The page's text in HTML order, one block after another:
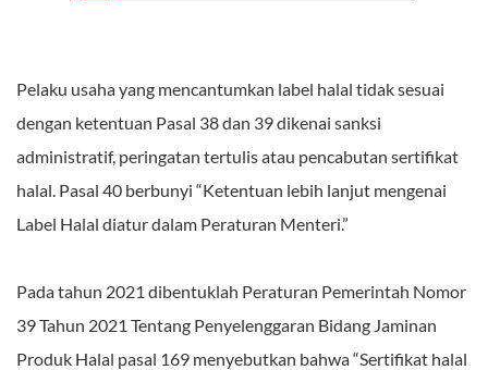
Pelaku usaha yang mencantumkan label halal tidak sesuai
dengan ketentuan Pasal 38 dan 39 dikenai sanksi
administratif, peringatan tertulis atau pencabutan sertifikat
halal. Pasal 40 berbunyi “Ketentuan lebih lanjut mengenai
Label Halal diatur dalam Peraturan Menteri.”
Pada tahun 2021 dibentuklah Peraturan Pemerintah Nomor
39 Tahun 2021 Tentang Penyelenggaran Bidang Jaminan
Produk Halal pasal 169 menyebutkan bahwa “Sertifikat halal